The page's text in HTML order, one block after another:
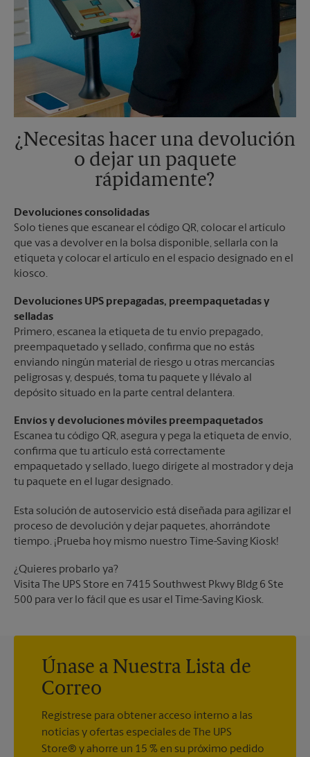
¿Necesitas hacer una devolución
o dejar un paquete
rápidamente?
Devoluciones consolidadas
Solo tienes que escanear el código QR, colocar el artículo
que vas a devolver en la bolsa disponible, sellarla con la
etiqueta y colocar el artículo en el espacio designado en el
kiosco.
Devoluciones UPS prepagadas, preempaquetadas y
selladas
Primero, escanea la etiqueta de tu envío prepagado,
preempaquetado y sellado, confirma que no estás
enviando ningún material de riesgo u otras mercancías
peligrosas y, después, toma tu paquete y llévalo al
depósito situado en la parte central delantera.
Envíos y devoluciones móviles preempaquetados
Escanea tu código QR, asegura y pega la etiqueta de envío,
confirma que tu artículo está correctamente
empaquetado y sellado, luego dirígete al mostrador y deja
tu paquete en el lugar designado.
Esta solución de autoservicio está diseñada para agilizar el
proceso de devolución y dejar paquetes, ahorrándote
tiempo. ¡Prueba hoy mismo nuestro Time-Saving Kiosk!
¿Quieres probarlo ya?
Visita The UPS Store en 7415 Southwest Pkwy Bldg 6 Ste
500 para ver lo fácil que es usar el Time-Saving Kiosk.
Únase a Nuestra Lista de
Correo
Regístrese para obtener acceso interno a las
noticias y ofertas especiales de The UPS
Store® y ahorre un 15 % en su próximo pedido